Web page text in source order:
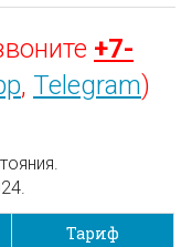
+7-
, Telegram)
Тариф